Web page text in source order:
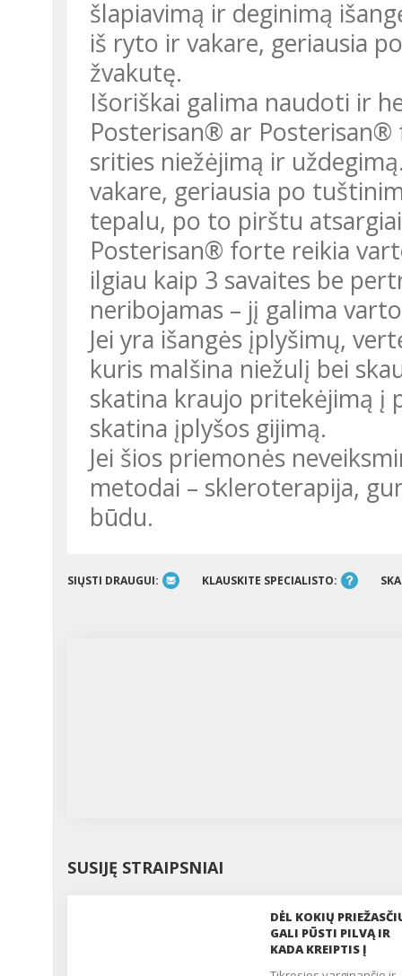
šlapiavimą ir deginimą
iš ryto ir vakare, geriausia
žvakutę.
Išoriškai galima naudoti ir
Posterisan® ar
srities niežėjimą ir
vakare, geriausia po
tepalu, po to pirštu
Posterisan® forte reikia
ilgiau kaip 3 savaites be
neribojamas – jį galima
Jei yra išangės įplyšimų,
kuris malšina niežulį bei
skatina kraujo pritekėjimą į
skatina įplyšos gijimą.
Jei šios priemonės
metodai – skleroterapija,
būdu.
SIŲSTI DRAUGUI: KLAUSKITE SPECIALISTO:
SUSIJĘ STRAIPSNIAI
DĖL KOKIŲ
GALI PŪSTI PILVĄ IR
KADA KREIPTIS Į